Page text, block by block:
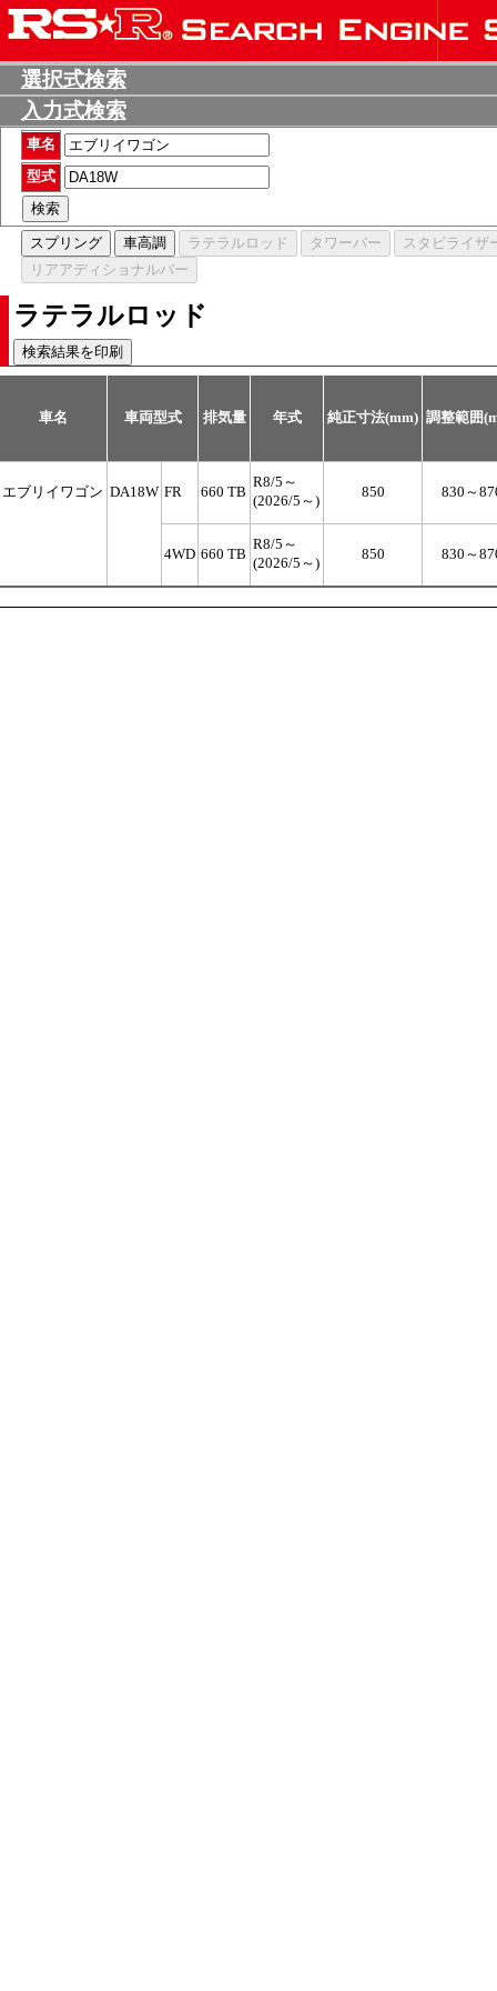
選択式検索
入力式検索
車名
型式
ラテラルロッド
車名 車両型式 排気量 年式 純正寸法(mm) 調整範囲
エブリイワゴン DA18W FR 660 TB
R8/5～
(2026/5～)
850 830～
4WD 660 TB
R8/5～
(2026/5～)
850 830～